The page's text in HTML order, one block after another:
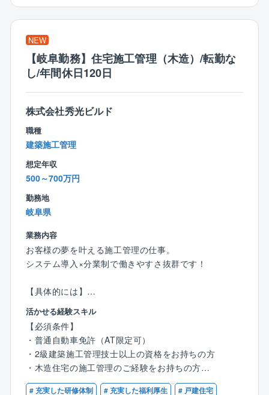
る正直な会社です。
また、フル装備の住宅や高気密・高断熱・オール電化
住まいづくりを行っています。
◎チェックシートに従って検査を実施
◎検査後、写真を撮影して専用サイトに登録
◎基準を満たさない項目があった場合、
監督や現場の職人さんに伝え、修正を依頼
★現場の職人さんとのコミュニケーションが重要で
す！
監督や職人さんと連携をとりながら、
お客様の暮らしの安心と安全のために
真摯に品質検査に取り組んでいきましょう！
〈チーム組織構成〉
20代～60代までの幅広い社員（24名）が活躍中。
っているため、働きやすい環境です！
＼教育体制について／
入社後は、建築関係の知識や経験に合わせたOJTで仕
事を教えます。
検査課のリーダーや課長がいる店舗にて、1カ月程OJT
少しずつ一人での検査業務をお任せしていき、独り立
ち後も先輩や上司がしっかりフォローするので、安心
して業務をスタートできます！
＼検査職のポイント／
★力仕事も急な呼び出しもほとんどなし
★体力的に無理なく働ける仕事！
・誰かの安心を守る仕事がしたい方
NEW
【岐阜勤務】住宅施工管理（木造）/転勤な
し/年間休日120日
株式会社秀光ビルド
職種
建築施工管理
想定年収
500～700万円
勤務地
岐阜県
業務内容
お客様の夢を叶える施工管理の仕事。
システム導入×分業制で働きやすさ抜群です！
【具体的には】
・営業からお客様を引き継ぎ、施工の打ち合わせ
・職人の手配や資材の発注を実施
・着工したら現場で品質・工程・安全管理を担当
・約3～4ヶ月で完成。引き渡しが無事に進めば、1案件
完了！
【ポイント】
活かせる経験スキル
【必須条件】
・普通自動車免許（AT限定可）
・2級建築施工管理技士以上の資格をお持ちの方
・木造住宅の施工管理のご経験をお持ちの方
# 充実した研修体制 # 充実した福利厚生 # 戸建住宅